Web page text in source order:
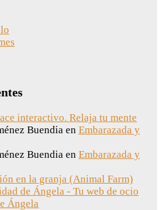
interactivo. Relaja tu mente
Buendia en Embarazada y
Buendia en Embarazada y
en la granja (Animal Farm)
de Ángela - Tu web de ocio
Ángela